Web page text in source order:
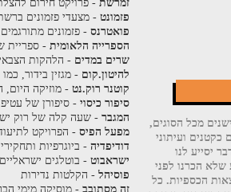
מכל הסוגים,
כקטנים ועיתוני
יסייע לנו
הכרנו לפני
הכספיות. כל
זמרשת- פרויקט חירום
פזמונט- מצעדי פזמונים
פואטרנס- פזמונים
הספרייה הלאומית- ספריית
שרים במדים - הלהקות
להיטון.קום - מגזין בידור,
קוטנר רוק.נט- מוזיקה היום,
סיפור כיסוי- סיפורן של
המגבר- שעה קלה של רוק
מפעל הפיס- הפרויקט
דודיפדיה- ביוגרפיות
ישראבוט- בוטלגים ישראליים
פוסיהל- הקלטות נדירות
זה מסתובב- מוסיקה מימי